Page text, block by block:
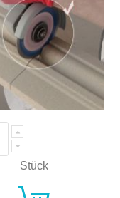
Stück